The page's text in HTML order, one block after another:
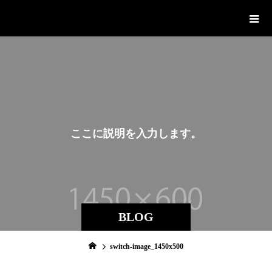
BLOG
こ こ に説明 を 入 力 し ま す。
switch-image_1450x500